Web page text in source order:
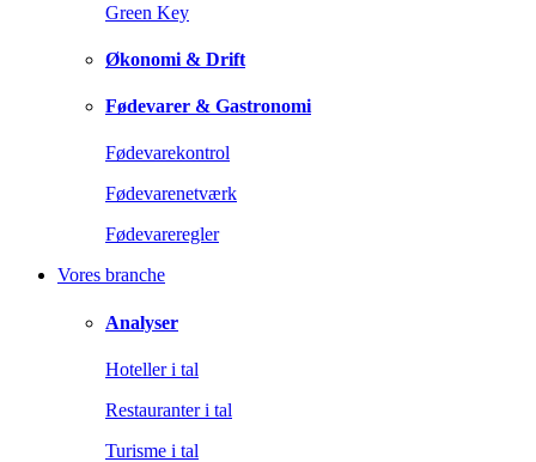
Green Key
Økonomi & Drift
Fødevarer & Gastronomi
Fødevarekontrol
Fødevarenetværk
Fødevareregler
Vores branche
Analyser
Hoteller i tal
Restauranter i tal
Turisme i tal